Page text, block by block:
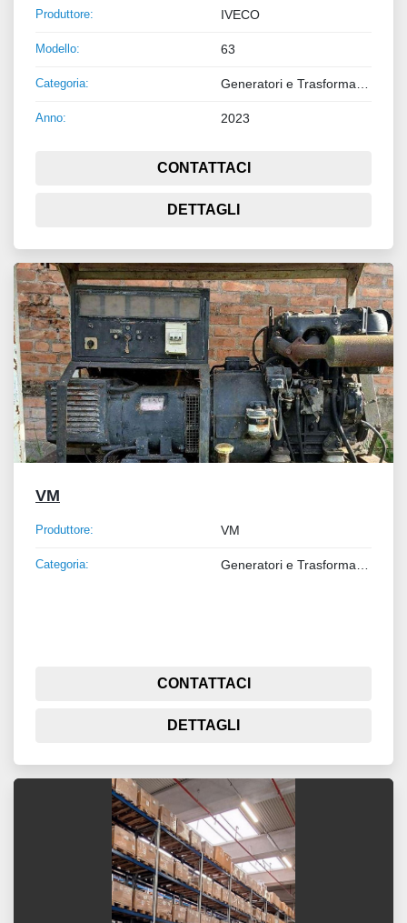
Produttore: IVECO
Modello: 63
Categoria:
Anno: 2023
CONTATTACI
DETTAGLI
VM
Produttore: VM
Categoria:
CONTATTACI
DETTAGLI